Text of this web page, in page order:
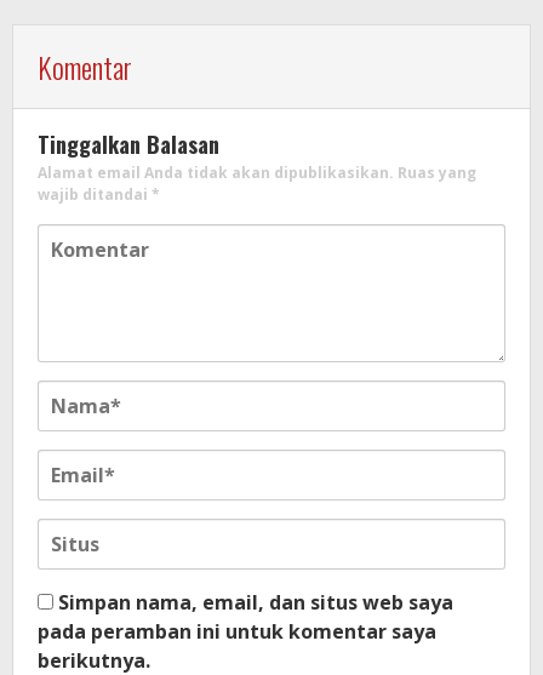
Komentar
Tinggalkan Balasan
Alamat email Anda tidak akan dipublikasikan. Ruas yang
wajib ditandai *
Simpan nama, email, dan situs web saya
pada peramban ini untuk komentar saya
berikutnya.